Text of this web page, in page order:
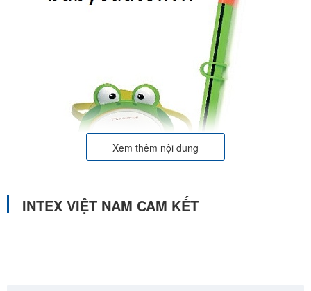
Xem thêm nội dung
INTEX VIỆT NAM CAM KẾT